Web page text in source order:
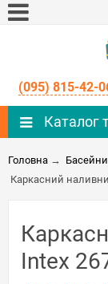
(095) 815-42-
Каталог
Головна → Басейни
Каркасний
Intex